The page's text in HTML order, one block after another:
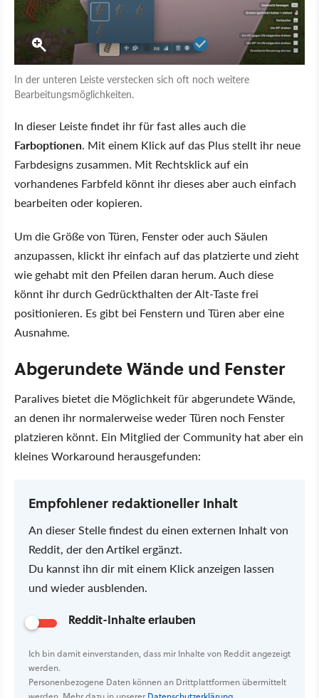
In der unteren Leiste verstecken sich oft noch weitere
Bearbeitungsmöglichkeiten.
In dieser Leiste findet ihr für fast alles auch die
Farboptionen. Mit einem Klick auf das Plus stellt ihr neue
Farbdesigns zusammen. Mit Rechtsklick auf ein
vorhandenes Farbfeld könnt ihr dieses aber auch einfach
bearbeiten oder kopieren.
Um die Größe von Türen, Fenster oder auch Säulen
anzupassen, klickt ihr einfach auf das platzierte und zieht
wie gehabt mit den Pfeilen daran herum. Auch diese
könnt ihr durch Gedrückthalten der Alt-Taste frei
positionieren. Es gibt bei Fenstern und Türen aber eine
Ausnahme.
Abgerundete Wände und Fenster
Paralives bietet die Möglichkeit für abgerundete Wände,
an denen ihr normalerweise weder Türen noch Fenster
platzieren könnt. Ein Mitglied der Community hat aber ein
kleines Workaround herausgefunden:
Empfohlener redaktioneller Inhalt
An dieser Stelle findest du einen externen Inhalt von
Reddit, der den Artikel ergänzt.
Du kannst ihn dir mit einem Klick anzeigen lassen
und wieder ausblenden.
Reddit-Inhalte erlauben
Ich bin damit einverstanden, dass mir Inhalte von Reddit angezeigt
werden.
Personenbezogene Daten können an Drittplattformen übermittelt